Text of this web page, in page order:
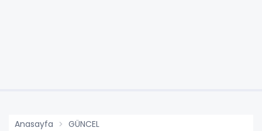
Anasayfa GÜNCEL